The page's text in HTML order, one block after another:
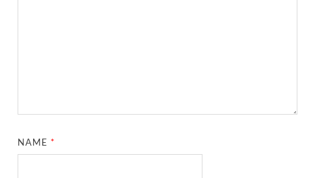
NAME*